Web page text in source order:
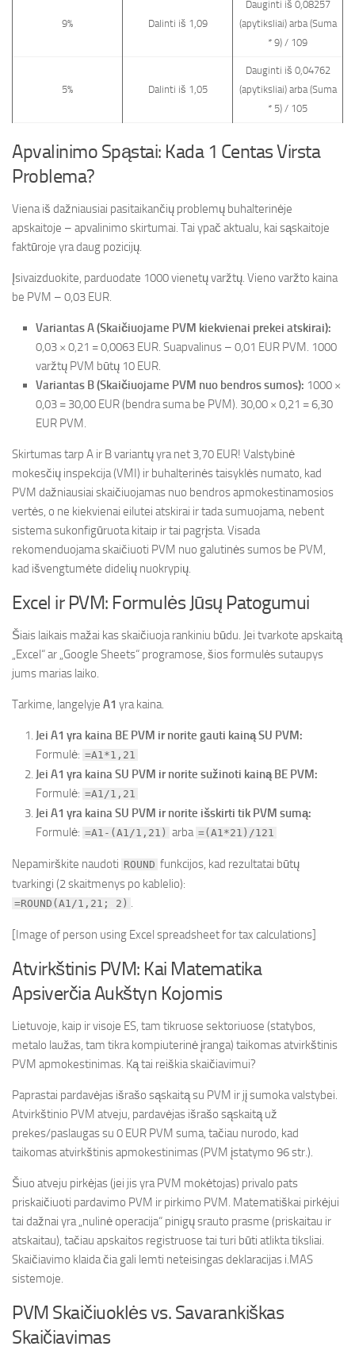
9% Dalinti iš 1,09
Dauginti iš 0,08257
(apytiksliai) arba (Suma
* 9) / 109
5% Dalinti iš 1,05
Dauginti iš 0,04762
(apytiksliai) arba (Suma
* 5) / 105
Apvalinimo Spąstai: Kada 1 Centas Virsta
Problema?
Viena iš dažniausiai pasitaikančių problemų buhalterinėje
apskaitoje – apvalinimo skirtumai. Tai ypač aktualu, kai sąskaitoje
faktūroje yra daug pozicijų.
Įsivaizduokite, parduodate 1000 vienetų varžtų. Vieno varžto kaina
be PVM – 0,03 EUR.
Variantas A (Skaičiuojame PVM kiekvienai prekei atskirai):
0,03 × 0,21 = 0,0063 EUR. Suapvalinus – 0,01 EUR PVM. 1000
varžtų PVM būtų 10 EUR.
Variantas B (Skaičiuojame PVM nuo bendros sumos): 1000 ×
0,03 = 30,00 EUR (bendra suma be PVM). 30,00 × 0,21 = 6,30
EUR PVM.
Skirtumas tarp A ir B variantų yra net 3,70 EUR! Valstybinė
mokesčių inspekcija (VMI) ir buhalterinės taisyklės numato, kad
PVM dažniausiai skaičiuojamas nuo bendros apmokestinamosios
vertės, o ne kiekvienai eilutei atskirai ir tada sumuojama, nebent
sistema sukonfigūruota kitaip ir tai pagrįsta. Visada
rekomenduojama skaičiuoti PVM nuo galutinės sumos be PVM,
kad išvengtumėte didelių nuokrypių.
Excel ir PVM: Formulės Jūsų Patogumui
Šiais laikais mažai kas skaičiuoja rankiniu būdu. Jei tvarkote apskaitą
„Excel“ ar „Google Sheets“ programose, šios formulės sutaupys
jums marias laiko.
Tarkime, langelyje A1 yra kaina.
Jei A1 yra kaina BE PVM ir norite gauti kainą SU PVM:
Formulė: =A1*1,21
Jei A1 yra kaina SU PVM ir norite sužinoti kainą BE PVM:
Formulė: =A1/1,21
Jei A1 yra kaina SU PVM ir norite išskirti tik PVM sumą:
Formulė: =A1-(A1/1,21) arba =(A1*21)/121
Nepamirškite naudoti ROUND funkcijos, kad rezultatai būtų
tvarkingi (2 skaitmenys po kablelio):
=ROUND(A1/1,21; 2) .
[Image of person using Excel spreadsheet for tax calculations]
Atvirkštinis PVM: Kai Matematika
Apsiverčia Aukštyn Kojomis
Lietuvoje, kaip ir visoje ES, tam tikruose sektoriuose (statybos,
metalo laužas, tam tikra kompiuterinė įranga) taikomas atvirkštinis
PVM apmokestinimas. Ką tai reiškia skaičiavimui?
Paprastai pardavėjas išrašo sąskaitą su PVM ir jį sumoka valstybei.
Atvirkštinio PVM atveju, pardavėjas išrašo sąskaitą už
prekes/paslaugas su 0 EUR PVM suma, tačiau nurodo, kad
taikomas atvirkštinis apmokestinimas (PVM įstatymo 96 str.).
Šiuo atveju pirkėjas (jei jis yra PVM mokėtojas) privalo pats
priskaičiuoti pardavimo PVM ir pirkimo PVM. Matematiškai pirkėjui
tai dažnai yra „nulinė operacija“ pinigų srauto prasme (priskaitau ir
atskaitau), tačiau apskaitos registruose tai turi būti atlikta tiksliai.
Skaičiavimo klaida čia gali lemti neteisingas deklaracijas i.MAS
sistemoje.
PVM Skaičiuoklės vs. Savarankiškas
Skaičiavimas